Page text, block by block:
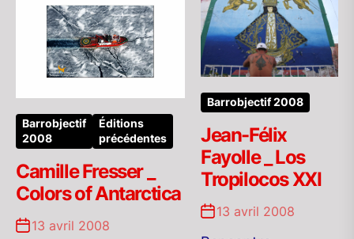
Barrobjectif
2008
Éditions
précédentes
Camille Fresser _
Colors of Antarctica
13 avril 2008
Barrobjectif 2008
Jean-Félix
Fayolle _ Los
Tropilocos XXI
13 avril 2008